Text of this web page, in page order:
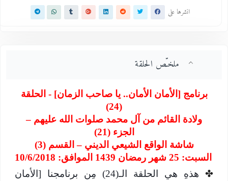
انشرها على
ملخـّص الحلقة
برنامج [الأمان الأمان.. يا صاحب الزمان] - الحلقة
ولادة القائم من آل محمد صلوات الله عليهم –
الجزء (21)
شاشة الواقع الشيعي الديني – القسم (3)
السبت: 25 شهر رمضان 1439 الموافق: 10/6/2018
✤
هذهِ هي الحلقة الـ(24) مِن برنامجنا [الأمان